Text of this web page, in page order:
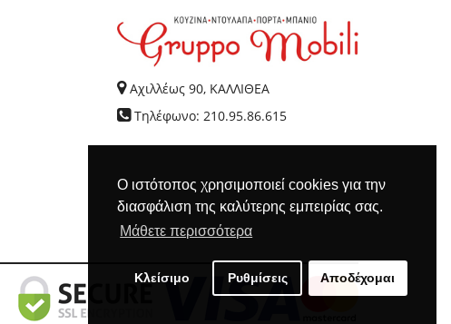
Ο ιστότοπος χρησιμοποιεί cookies για την
διασφάλιση της καλύτερης εμπειρίας σας.
Μάθετε περισσότερα
Κλείσιμο Ρυθμίσεις Αποδέχομαι
Αχιλλέως 90, ΚΑΛΛΙΘΕΑ
Τηλέφωνο: 210.95.86.615